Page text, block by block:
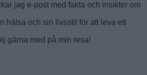
jag e-post med fakta och insikter om
hälsa och sin livsstil för att leva ett
gärna med på min resa!